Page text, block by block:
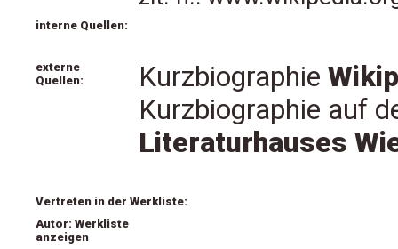
interne Quellen:
externe
Quellen:
Kurzbiographie
Kurzbiographie auf
Literaturhauses
Vertreten in der Werkliste:
Autor: Werkliste
anzeigen